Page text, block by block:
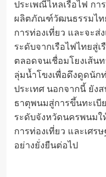
ประเพณีไหลเรือไฟ กา
ผลิตภัณฑ์วัฒนธรรมไทย
การท่องเที่ยว และจะส่
ระดับจากเรือไฟไทยสู่
ตลอดจนเชื่อมโยงเส้น
ลุ่มน้ำโขงเพื่อดึงดูดนัก
ประเทศ นอกจากนี้ ยัง
ธาตุพนมสู่การขึ้นทะเบี
ระดับจังหวัดนครพนมใ
การท่องเที่ยว และเศร
อย่างยั่งยืนต่อไป